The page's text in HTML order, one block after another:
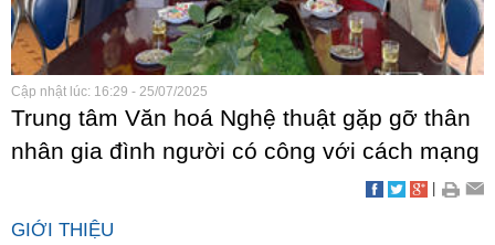
Cập nhật lúc: 16:29 - 25/07/2025
Trung tâm Văn hoá Nghệ thuật gặp gỡ thân
nhân gia đình người có công với cách mạng
GIỚI THIỆU